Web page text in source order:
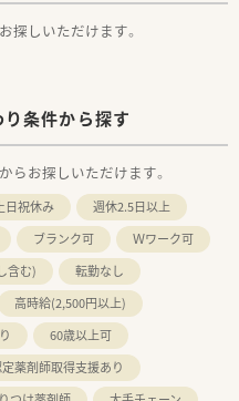
探しいただけます。
条件から探す
らお探しいただけます。
日祝休み
週休2.5日以上
ブランク可
Ｗワーク可
含む)
転勤なし
高時給(2,500円以上)
60歳以上可
薬剤師取得支援あり